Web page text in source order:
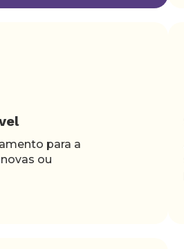
para a
ou